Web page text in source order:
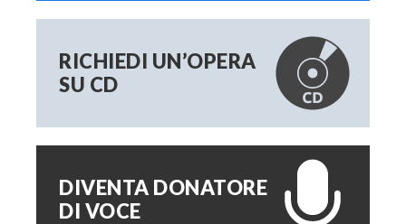
RICHIEDI UN’OPERA
SU CD
DIVENTA DONATORE
DI VOCE